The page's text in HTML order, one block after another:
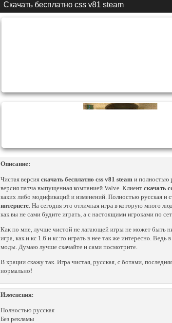
Скачать бесплатно css v81 steam
Описание:
Чистая версия скачать бесплатно css v81 steam и полностью
версия патча выпущенная компанией Valve. Клиент скачать
каких либо модификаций и изменений. Полностью русская и
интернете. На сегодня это отличная игра в которую много
как вы не сами будите играть, а с настоящими игроками по
Как по мне, лучше чистой не лагающей игры не может быть
игра, как и кс 1.6 и кс:го играть в нее так же интересно.
моды. Думаю лучше скачайте и сами посмотрите.
В крации скажу так. Игра чистая, русская, с ботами,
нормально!
Изменения:
Полностью русская
Без рекламы